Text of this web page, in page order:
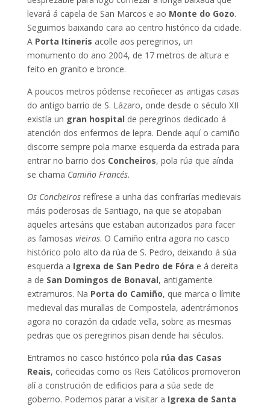
levará á capela de San Marcos e ao Monte do Gozo.
Seguimos baixando cara ao centro histórico da cidade.
A Porta Itineris acolle aos peregrinos, un
monumento do ano 2004, de 17 metros de altura e
feito en granito e bronce.
A poucos metros pódense recoñecer as antigas casas
do antigo barrio de S. Lázaro, onde desde o século XII
existía un gran hospital de peregrinos dedicado á
atención dos enfermos de lepra. Dende aquí o camiño
discorre sempre pola marxe esquerda da estrada para
entrar no barrio dos Concheiros, pola rúa que aínda
se chama Camiño Francés.
Os Concheiros refírese a unha das confrarías medievais
máis poderosas de Santiago, na que se atopaban
aqueles artesáns que estaban autorizados para facer
as famosas vieiras. O Camiño entra agora no casco
histórico polo alto da rúa de S. Pedro, deixando á súa
esquerda a Igrexa de San Pedro de Fóra e á dereita
a de San Domingos de Bonaval, antigamente
extramuros. Na Porta do Camiño, que marca o límite
medieval das murallas de Compostela, adentrámonos
agora no corazón da cidade vella, sobre as mesmas
pedras que os peregrinos pisan dende hai séculos.
Entramos no casco histórico pola rúa das Casas
Reais, coñecidas como os Reis Católicos promoveron
alí a construción de edificios para a súa sede de
goberno. Podemos parar a visitar a Igrexa de Santa